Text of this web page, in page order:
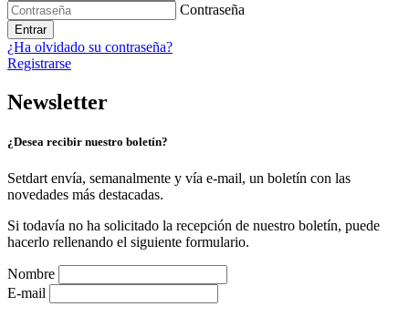
Contraseña
Entrar
¿Ha olvidado su contraseña?
Registrarse
Newsletter
¿Desea recibir nuestro boletín?
Setdart envía, semanalmente y vía e-mail, un boletín con las
novedades más destacadas.
Si todavía no ha solicitado la recepción de nuestro boletín, puede
hacerlo rellenando el siguiente formulario.
Nombre
E-mail